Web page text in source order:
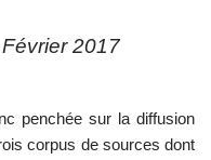
2017
penchée sur la diffusion
corpus de sources dont